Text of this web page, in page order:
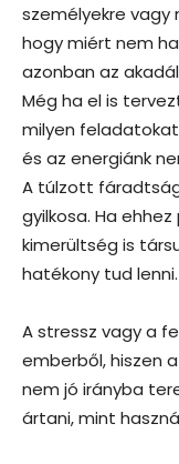
személyekre vagy
hogy miért nem
azonban az
Még ha el is
milyen feladatokat
és az energiánk
A túlzott
gyilkosa. Ha
kimerültség is
hatékony tud lenni.
A stressz vagy a
emberből, hiszen
nem jó irányba
ártani, mint